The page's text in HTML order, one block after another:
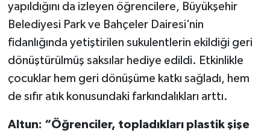
yapıldığını da izleyen öğrencilere, Büyükşehir
Belediyesi Park ve Bahçeler Dairesi’nin
fidanlığında yetiştirilen sukulentlerin ekildiği geri
dönüştürülmüş saksılar hediye edildi. Etkinlikle
çocuklar hem geri dönüşüme katkı sağladı, hem
de sıfır atık konusundaki farkındalıkları arttı.
Altun: “Öğrenciler, topladıkları plastik şişe